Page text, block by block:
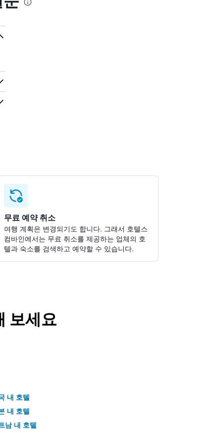
무료 예약 취소
여행 계획은 변경되기도 합니다. ​그래서 호텔스
컴바인에서는 무료 취소를 제공하는 업체의 호
텔과 숙소를 검색하고 예약할 수 있습니다.
보세요
내 호텔
내 호텔
남 내 호텔